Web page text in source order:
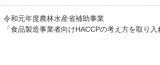
令和元年度農林水産省補助事業
「食品製造事業者向けHACCPの考え方を取り入